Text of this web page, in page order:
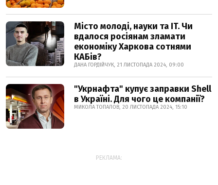
Місто молоді, науки та IT. Чи
вдалося росіянам зламати
економіку Харкова сотнями
КАБів?
ДАНА ГОРДІЙЧУК, 21 ЛИСТОПАДА 2024, 09:00
"Укрнафта" купує заправки Shell
в Україні. Для чого це компанії?
МИКОЛА ТОПАЛОВ, 20 ЛИСТОПАДА 2024, 15:10
РЕКЛАМА: